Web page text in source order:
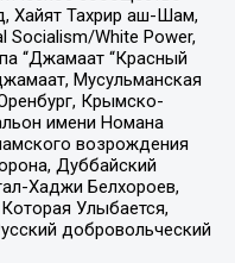
Хайят Тахрир аш-Шам,
White Power,
“Джамаат “Красный
Мусульманская
Крымско-
имени Номана
возрождения
Дуббайский
Хаджи Белхороев,
Улыбается,
добровольческий